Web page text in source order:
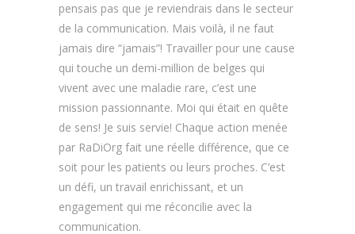
pensais pas que je reviendrais dans le secteur
de la communication. Mais voilà, il ne faut
jamais dire “jamais”! Travailler pour une cause
qui touche un demi-million de belges qui
vivent avec une maladie rare, c’est une
mission passionnante. Moi qui était en quête
de sens! Je suis servie! Chaque action menée
par RaDiOrg fait une réelle différence, que ce
soit pour les patients ou leurs proches. C’est
un défi, un travail enrichissant, et un
engagement qui me réconcilie avec la
communication.